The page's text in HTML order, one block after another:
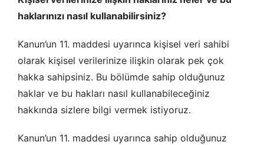
haklarınızı nasıl kullanabilirsiniz?
Kanun’un 11. maddesi uyarınca kişisel veri sahibi
olarak kişisel verilerinize ilişkin olarak pek çok
hakka sahipsiniz. Bu bölümde sahip olduğunuz
haklar ve bu hakları nasıl kullanabileceğiniz
hakkında sizlere bilgi vermek istiyoruz.
Kanun’un 11. maddesi uyarınca sahip olduğunuz